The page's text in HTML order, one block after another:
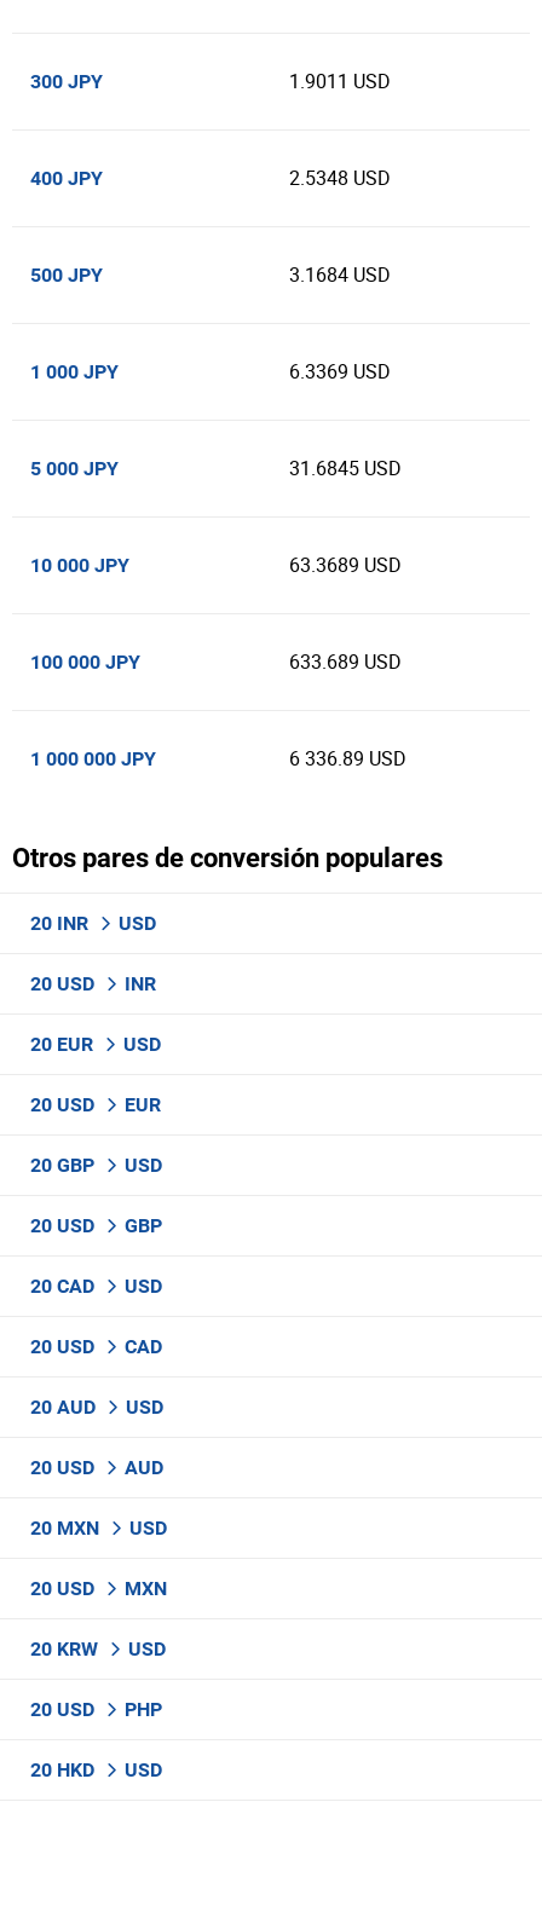
300 JPY 1.9011 USD
400 JPY 2.5348 USD
500 JPY 3.1684 USD
1 000 JPY 6.3369 USD
5 000 JPY 31.6845 USD
10 000 JPY 63.3689 USD
100 000 JPY 633.689 USD
1 000 000 JPY 6 336.89 USD
Otros pares de conversión populares
20 INR USD
20 USD INR
20 EUR USD
20 USD EUR
20 GBP USD
20 USD GBP
20 CAD USD
20 USD CAD
20 AUD USD
20 USD AUD
20 MXN USD
20 USD MXN
20 KRW USD
20 USD PHP
20 HKD USD